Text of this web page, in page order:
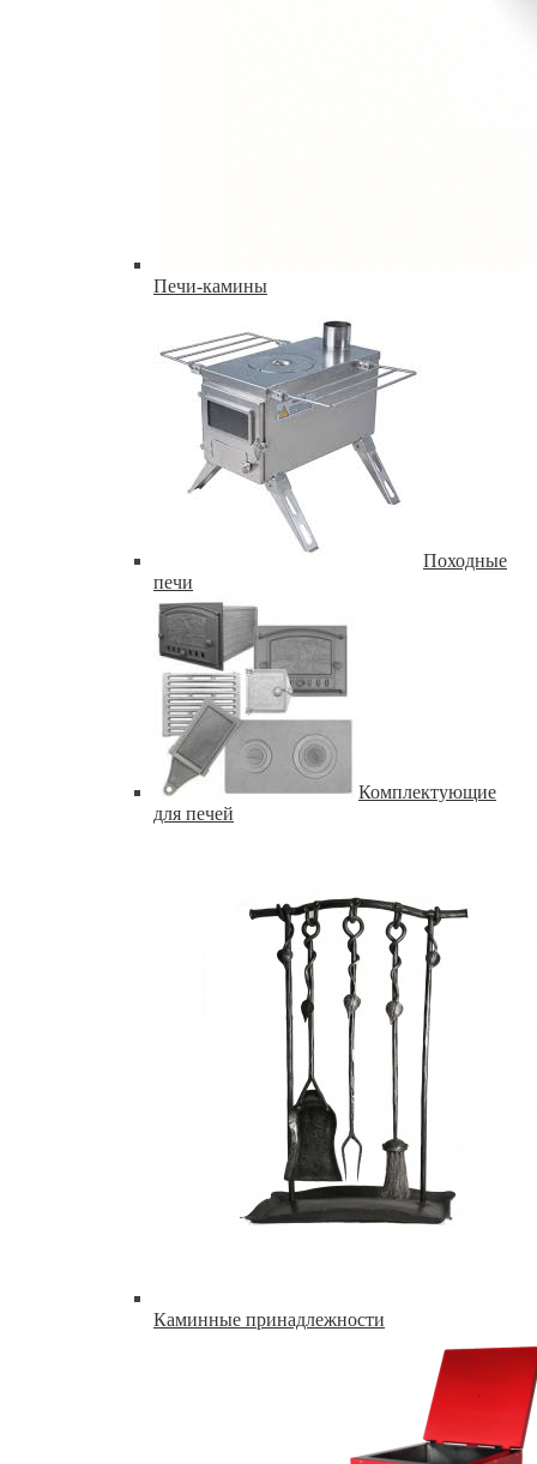
Печи-камины
Походные
печи
Комплектующие
для печей
Каминные принадлежности